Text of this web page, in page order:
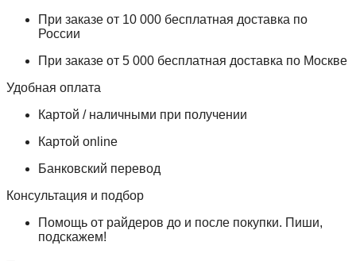
При заказе от 10 000 бесплатная доставка по
России
При заказе от 5 000 бесплатная доставка по Москве
Удобная оплата
Картой / наличными при получении
Картой online
Банковский перевод
Консультация и подбор
Помощь от райдеров до и после покупки. Пиши,
подскажем!